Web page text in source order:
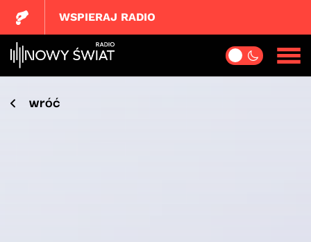
WSPIERAJ RADIO
wróć